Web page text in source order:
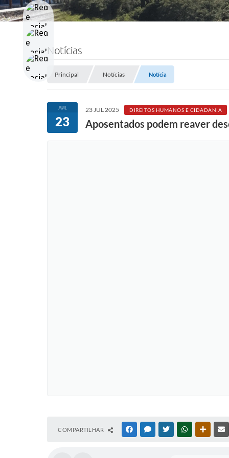
Notícias
Principal Notícias Notícia
JUL
23
23 JUL 2025 DIREITOS HUMANOS E CIDADANIA
Aposentados podem reaver
COMPARTILHAR FACEBOOKMESSENGER
TWITTERWHATSAPP